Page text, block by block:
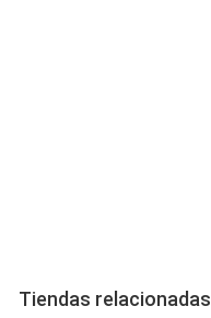
Tiendas relacionadas